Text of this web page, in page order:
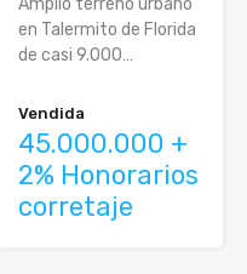
Amplio terreno urbano
en Talermito de Florida
de casi 9.000…
Vendida
45.000.000 +
2% Honorarios
corretaje